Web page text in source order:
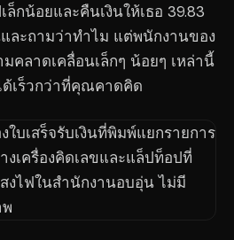
กน้อยและคืนเงินให้เธอ 39.83
และถามว่าทำไม แต่พนักงานของ
ลาดเคลื่อนเล็กๆ น้อยๆ เหล่านี้
ด้เร็วกว่าที่คุณคาดคิด